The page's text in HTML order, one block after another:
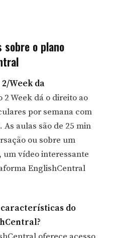
sobre o plano
Week da
2 Week dá o direito ao
por semana com
aulas são de 25 min
ou sobre um
um vídeo interessante
EnglishCentral
características do